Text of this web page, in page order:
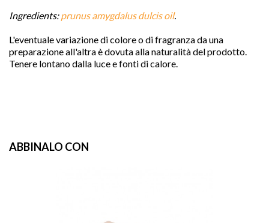
Ingredients:prunus amygdalus dulcis oil.
L'eventuale variazione di colore o di fragranza da una
preparazione all'altra è dovuta alla naturalità del prodotto.
Tenere lontano dalla luce e fonti di calore.
ABBINALO CON